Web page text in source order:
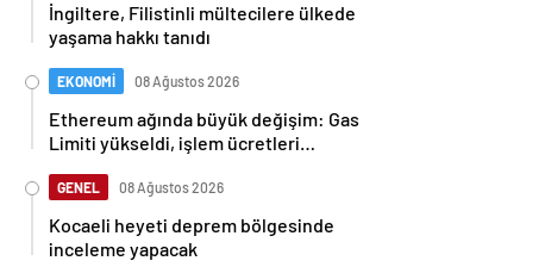
İngiltere, Filistinli mültecilere ülkede
yaşama hakkı tanıdı
EKONOMİ 08 Ağustos 2026
Ethereum ağında büyük değişim: Gas
Limiti yükseldi, işlem ücretleri
GENEL 08 Ağustos 2026
Kocaeli heyeti deprem bölgesinde
inceleme yapacak